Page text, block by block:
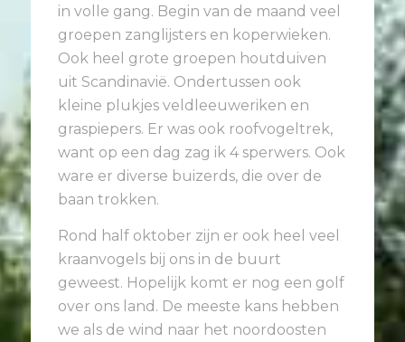
in volle gang. Begin van de maand veel
groepen zanglijsters en koperwieken.
Ook heel grote groepen houtduiven
uit Scandinavië. Ondertussen ook
kleine plukjes veldleeuweriken en
graspiepers. Er was ook roofvogeltrek,
want op een dag zag ik 4 sperwers. Ook
ware er diverse buizerds, die over de
baan trokken.
Rond half oktober zijn er ook heel veel
kraanvogels bij ons in de buurt
geweest. Hopelijk komt er nog een golf
over ons land. De meeste kans hebben
we als de wind naar het noordoosten